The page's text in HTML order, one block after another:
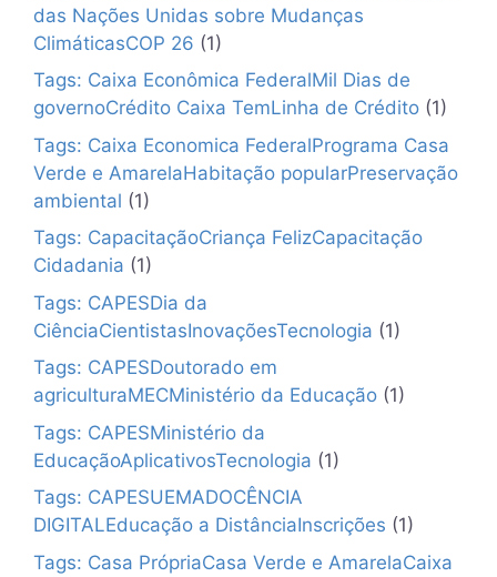
das Nações Unidas sobre Mudanças
ClimáticasCOP 26 (1)
Tags: Caixa Econômica FederalMil Dias de
governoCrédito Caixa TemLinha de Crédito (1)
Tags: Caixa Economica FederalPrograma Casa
Verde e AmarelaHabitação popularPreservação
ambiental (1)
Tags: CapacitaçãoCriança FelizCapacitação
Cidadania (1)
Tags: CAPESDia da
CiênciaCientistasInovaçõesTecnologia (1)
Tags: CAPESDoutorado em
agriculturaMECMinistério da Educação (1)
Tags: CAPESMinistério da
EducaçãoAplicativosTecnologia (1)
Tags: CAPESUEMADOCÊNCIA
DIGITALEducação a DistânciaInscrições (1)
Tags: Casa PrópriaCasa Verde e AmarelaCaixa